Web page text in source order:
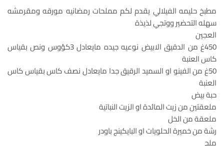
مطبخ حليمه الفيلالي يقدم لكم مملحات رمضانيه مورقه ومقرمشه
سهله التحضير ووتجي لذيذة
العجين
450غ من الدقيق الابيض نوعيه جيده مايعادل 3كؤوس ونص بقياس
كاس العنبة
50غ من الفينو او السميد الرقيق جدا مايعادل نصف كاس بقياس كاس
العنبة
حبة بيض
ملعقتين من زيت المائدة او الزيت النباتية
ملعقة من الخل
رشة من خميرة الحلويات او البايكينج باودر
ملح